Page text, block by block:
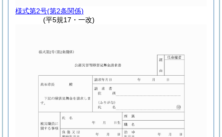
様式第2号(第2条関係)
(平5規17・一改)